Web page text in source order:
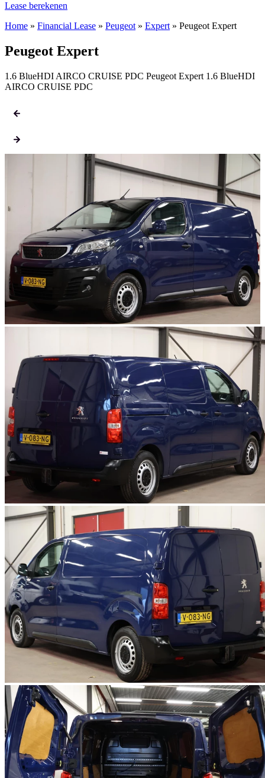
Lease berekenen
Home » Financial Lease » Peugeot » Expert » Peugeot Expert
Peugeot Expert
1.6 BlueHDI AIRCO CRUISE PDC Peugeot Expert 1.6 BlueHDI
AIRCO CRUISE PDC